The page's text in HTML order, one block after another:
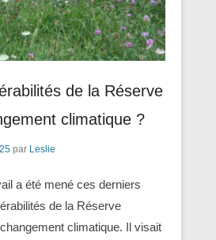
de la Réserve
climatique ?
par Leslie
a été mené ces derniers
de la Réserve
climatique. Il visait